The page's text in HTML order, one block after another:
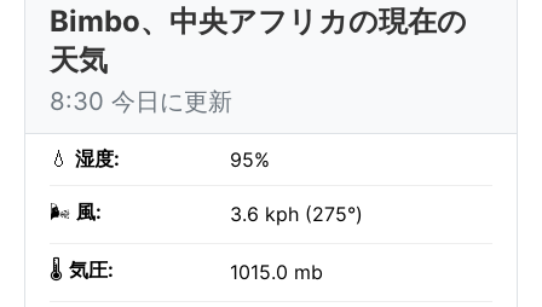
Bimbo、中央アフリカの現在の
天気
8:30 今日に更新
💧 湿度: 95%
🌬️ 風: 3.6 kph (275°)
🌡️ 気圧: 1015.0 mb